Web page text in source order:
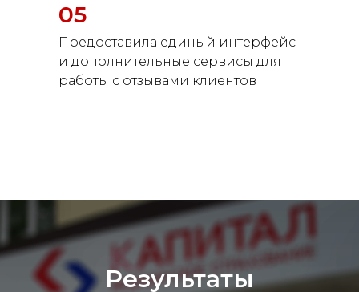
Предоставила единый интерфейс
и дополнительные сервисы для
работы с отзывами клиентов
05
Результаты